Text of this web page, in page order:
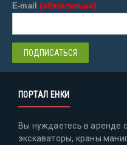
E-mail(обязательно)
ПОРТАЛ ЕНКИ
Вы нуждаетесь в аренде
экскаваторы, краны